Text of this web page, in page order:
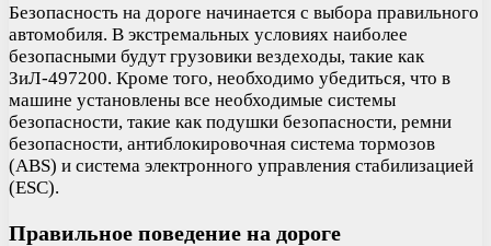
Безопасность на дороге начинается с выбора правильного
автомобиля. В экстремальных условиях наиболее
безопасными будут грузовики вездеходы, такие как
ЗиЛ-497200. Кроме того, необходимо убедиться, что в
машине установлены все необходимые системы
безопасности, такие как подушки безопасности, ремни
безопасности, антиблокировочная система тормозов
(ABS) и система электронного управления стабилизацией
(ESC).
Правильное поведение на дороге